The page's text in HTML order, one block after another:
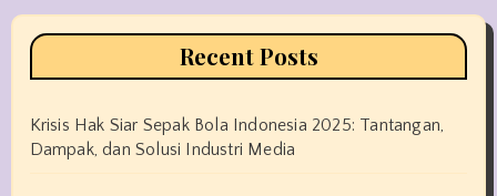
Recent Posts
Krisis Hak Siar Sepak Bola Indonesia 2025: Tantangan,
Dampak, dan Solusi Industri Media